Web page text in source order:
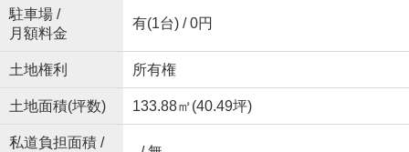
駐車場 /
月額料金
有(1台) / 0円
土地権利 所有権
土地面積(坪数) 133.88㎡(40.49坪)
私道負担面積 /